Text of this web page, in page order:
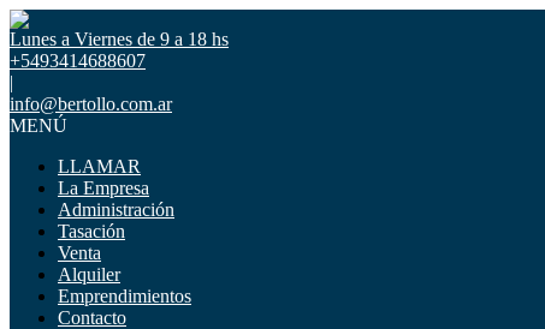
Lunes a Viernes de 9 a 18 hs
+5493414688607
|
info@bertollo.com.ar
MENÚ
LLAMAR
La Empresa
Administración
Tasación
Venta
Alquiler
Emprendimientos
Contacto